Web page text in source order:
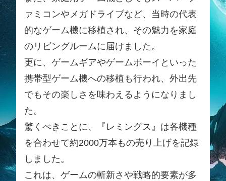
ァミコンやメガドライブなど、当時の代表
的なゲーム機に移植され、その魅力を家庭
のリビングルームに届けました。
更に、ゲームギアやゲームボーイといった
携帯型ゲーム機への移植も行われ、外出先
でもその楽しさを味わえるようになりまし
た。
驚くべきことに、『レミングス』は各機種
を合わせて約2000万本もの売り上げを記録
しました。
これは、ゲームの斬新さや戦略的要素が多